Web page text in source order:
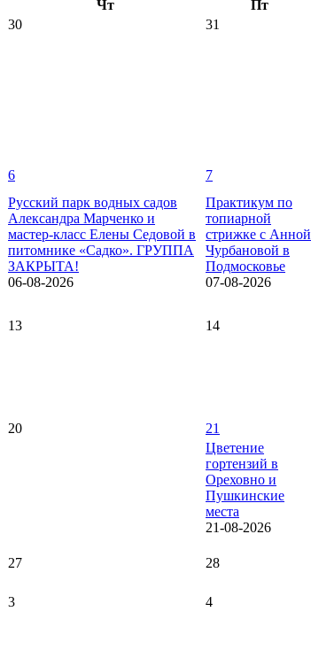
Чт Пт
30 31
6 7
Русский парк водных садов
Александра Марченко и
мастер-класс Елены Седовой в
питомнике «Садко». ГРУППА
ЗАКРЫТА!
06-08-2026
Практикум по
топиарной
стрижке с Анной
Чурбановой в
Подмосковье
07-08-2026
13 14
20 21
Цветение
гортензий в
Ореховно и
Пушкинские
места
21-08-2026
27 28
3 4